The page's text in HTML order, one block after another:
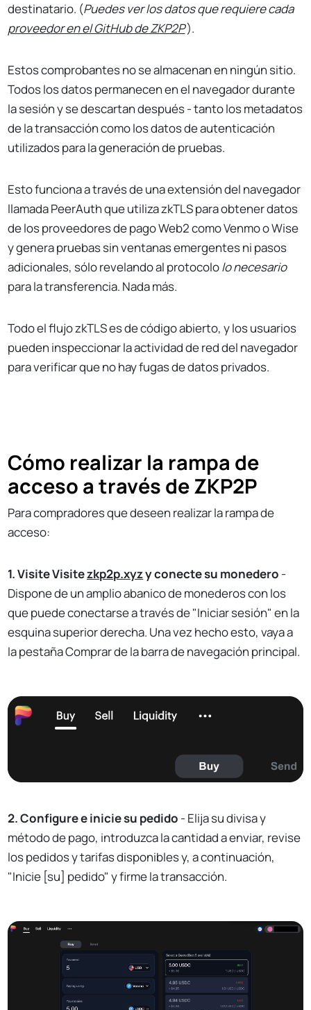
destinatario. (Puedes ver los datos que requiere cada
proveedor en el GitHub de ZKP2P).
Estos comprobantes no se almacenan en ningún sitio.
Todos los datos permanecen en el navegador durante
la sesión y se descartan después - tanto los metadatos
de la transacción como los datos de autenticación
utilizados para la generación de pruebas.
Esto funciona a través de una extensión del navegador
llamada PeerAuth que utiliza zkTLS para obtener datos
de los proveedores de pago Web2 como Venmo o Wise
y genera pruebas sin ventanas emergentes ni pasos
adicionales, sólo revelando al protocololo necesario
para la transferencia. Nada más.
Todo el flujo zkTLS es de código abierto, y los usuarios
pueden inspeccionar la actividad de red del navegador
para verificar que no hay fugas de datos privados.
Cómo realizar la rampa de
acceso a través de ZKP2P
Para compradores que deseen realizar la rampa de
acceso:
1. Visite Visitezkp2p.xyzy conecte su monedero -
Dispone de un amplio abanico de monederos con los
que puede conectarse a través de "Iniciar sesión" en la
esquina superior derecha. Una vez hecho esto, vaya a
la pestaña Comprar de la barra de navegación principal.
2. Configure e inicie su pedido - Elija su divisa y
método de pago, introduzca la cantidad a enviar, revise
los pedidos y tarifas disponibles y, a continuación,
"Inicie [su] pedido" y firme la transacción.